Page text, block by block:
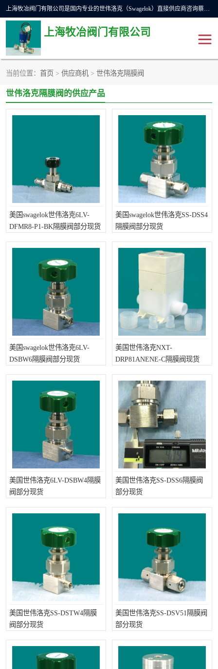
上海牧冶阀门有限公司是国内专业的世伟洛克（Swagelok）直接供应商咨询蔡工，主营世伟洛克球阀、世伟洛克针型阀、世伟洛克隔膜阀、世伟洛克旋塞阀、世伟洛克单向阀、世伟洛克接头、世伟洛克快速接头、世伟洛克卡套管、世伟洛克弯管器、世伟洛克工具等。
上海牧冶阀门有限公司
当前位置： 首页 > 供应商机 > 世伟洛克隔膜阀
世伟洛克隔膜阀的供应产品
美国swagelok世伟洛克6LV-
DFMR8-P1-BK隔膜阀部分现货
美国swagelok世伟洛克SS-DSS4
隔膜阀部分现货
美国swagelok世伟洛克6LV-
DSBW6隔膜阀部分现货
美国世伟洛克NXT-
DRP81ANENE-C隔膜阀现货
美国世伟洛克6LV-DSBW4隔膜
阀部分现货
美国世伟洛克SS-DSS6隔膜阀
部分现货
美国世伟洛克SS-DSTW4隔膜
阀部分现货
美国世伟洛克SS-DSV51隔膜阀
部分现货
世伟洛克球阀 世伟洛克针阀
世伟洛克隔膜阀
世伟洛克单向阀 世伟洛克波纹管阀
DSC疏水阀 美国霍克HOKE
世伟洛克针型阀 世伟洛克旋塞阀
世伟洛克卡套管 世伟洛克弯管器
世伟洛克快速接头